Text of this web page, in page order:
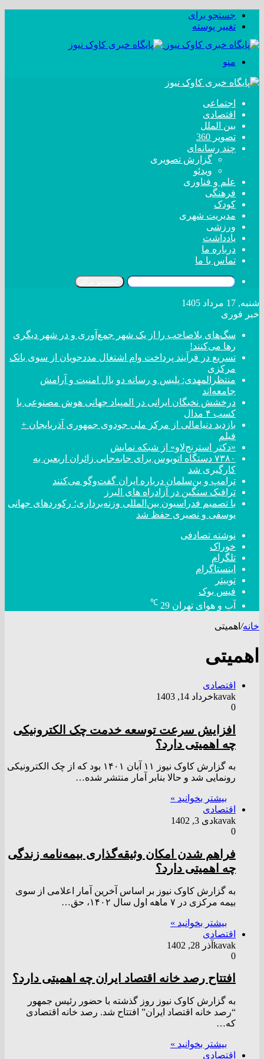
جستجو برای
تغییر پوسته
منو
اجتماعی
اقتصادی
بین الملل
تصویر 360
چند رسانه‌ای
گزارش تصویری
ویدئو
علم و فناوری
فرهنگی
کودک
مدیریت شهری
ورزشی
یادداشت
درباره ما
تماس با ما
شنبه, 17 مرداد 1405
خبر فوری
سگ‌های بلاصاحب را از یک شهر جمع‌آوری و در شهر دیگری
رها می‌کنند!
تسریع در فرآیند پرداخت وام اشتغال مددجویان از سوی بانک
مرکزی
منتظرالمهدی: پلیس و رسانه دو بال امنیت و آرامش
جامعه‌اند
درخشش نخبگان ایرانی در المپیاد جهانی هوش مصنوعی با
کسب ۴ مدال
بازدید دنیامالی از مرکز ملی جودوی جمهوری آذربایجان +
فیلم
«دکتر استرنج‌لاو» از شبکه نمایش
۷۳۸۰ دستگاه اتوبوس برای جابه‌جایی زائران اربعین به
کارگیری شد
ترامپ و بن‌سلمان درباره ایران گفت‌و‌گو می‌کنند
ترافیک سنگین در آزادراه های البرز
با تصمیم فدراسیون بین‌المللی وزنه‌برداری؛ رکورد‌های جهانی
یوسفی و نصیری حفظ شد
نوشته تصادفی
خوراک
تلگرام
اینستاگرام
توییتر
فیس بوک
آب و هوای تهران 29
℃
خانه/ اهمیتی
اهمیتی
اقتصادی
kavakخرداد 14, 1403
0
افزایش سرعت توسعه خدمت چک الکترونیکی
چه اهمیتی دارد؟
به گزارش کاوک نیوز ۱۱ آبان ۱۴۰۱ بود که از چک الکترونیکی
رونمایی شد و حالا بنابر آمار منتشر شده…
بیشتر بخوانید »
اقتصادی
kavakدی 3, 1402
0
فراهم شدن امکان وثیقه‌گذاری بیمه‌نامه‌ زندگی
چه اهمیتی دارد؟
به گزارش کاوک نیوز بر اساس آخرین آمار اعلامی از سوی
بیمه مرکزی در ۷ ماهه اول سال ۱۴۰۲، حق…
بیشتر بخوانید »
اقتصادی
kavak آذر 28, 1402
0
افتتاح رصد خانه اقتصاد ایران چه اهمیتی دارد؟
به گزارش کاوک نیوز روز گذشته با حضور رئیس جمهور
“رصد خانه اقتصاد ایران” افتتاح شد. رصد خانه اقتصادی
که…
بیشتر بخوانید »
اقتصادی